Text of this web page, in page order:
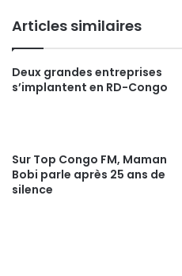
Articles similaires
Deux grandes entreprises
s’implantent en RD-Congo
Sur Top Congo FM, Maman
Bobi parle après 25 ans de
silence